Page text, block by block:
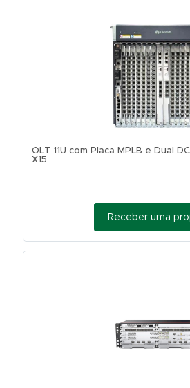
OLT 11U com Placa MPLB e Dual
X15
Receber uma